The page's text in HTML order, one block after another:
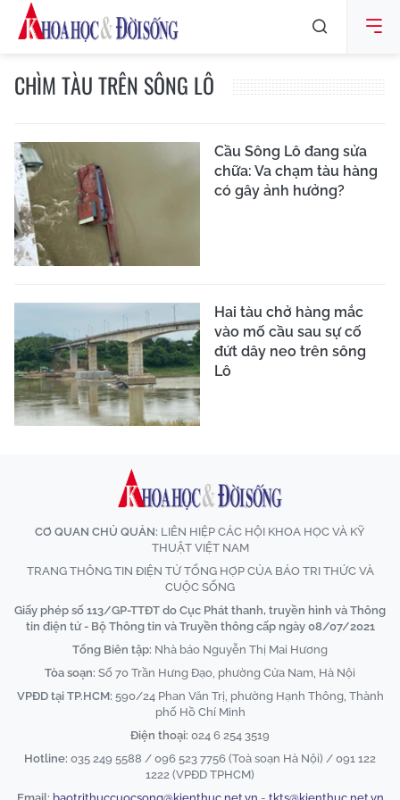
CHÌM TÀU TRÊN SÔNG LÔ
Cầu Sông Lô đang sửa
chữa: Va chạm tàu hàng
có gây ảnh hưởng?
Hai tàu chở hàng mắc
vào mố cầu sau sự cố
đứt dây neo trên sông
Lô
CƠ QUAN CHỦ QUẢN: LIÊN HIỆP CÁC HỘI KHOA HỌC VÀ KỸ
THUẬT VIỆT NAM
TRANG THÔNG TIN ĐIỆN TỬ TỔNG HỢP CỦA BÁO TRI THỨC VÀ
CUỘC SỐNG
Giấy phép số 113/GP-TTĐT do Cục Phát thanh, truyền hình và Thông
tin điện tử - Bộ Thông tin và Truyền thông cấp ngày 08/07/2021
Tổng Biên tập: Nhà báo Nguyễn Thị Mai Hương
Tòa soạn: Số 70 Trần Hưng Đạo, phường Cửa Nam, Hà Nội
VPĐD tại TP.HCM: 590/24 Phan Văn Trị, phường Hạnh Thông, Thành
phố Hồ Chí Minh
Điện thoại: 024 6 254 3519
Hotline: 035 249 5588 / 096 523 7756 (Toà soạn Hà Nội) / 091 122
1222 (VPĐD TPHCM)